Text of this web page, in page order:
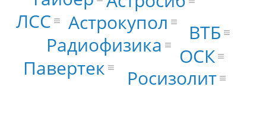
Астрокупол
Радиофизика
Павертек Росизолит
ЛСС
ОСК
ВТБ